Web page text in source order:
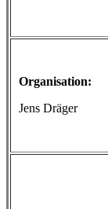
Organisation:
Jens Dräger